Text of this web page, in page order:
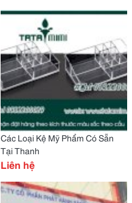
Các Loại Kệ Mỹ Phẩm Có Sẵn
Tại Thanh
Liên hệ